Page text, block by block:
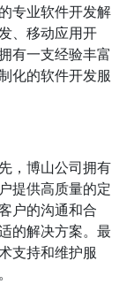
专业软件开发解
、移动应用开
有一支经验丰富
化的软件开发服
，博山公司拥有
提供高质量的定
户的沟通和合
的解决方案。最
支持和维护服